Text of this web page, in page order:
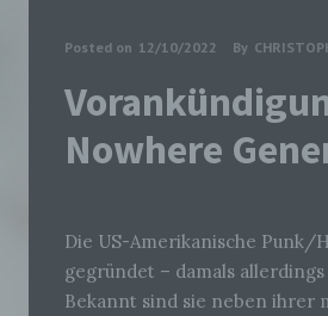
Posted on 12/10/2022 By
Nowhere
Die US-Amerikanische Punk/
gegründet – damals
Bekannt sind sie neben ihrer